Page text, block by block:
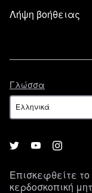
Λήψη βοήθειας
Γλώσσα
Επισκεφθείτε το
κερδοσκοπική